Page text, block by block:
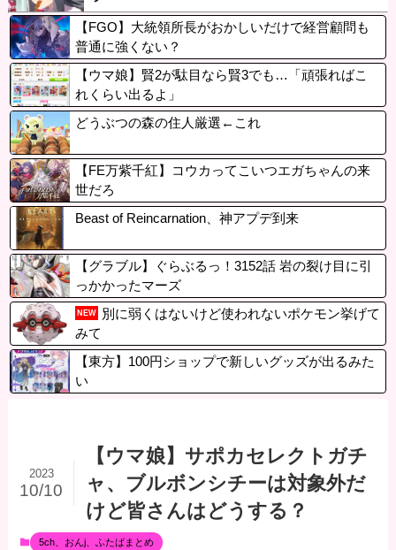
【FGO】大統領所長がおかしいだけで経営顧問も
普通に強くない？
【ウマ娘】賢2が駄目なら賢3でも…「頑張ればこ
れくらい出るよ」
どうぶつの森の住人厳選←これ
【FE万紫千紅】コウカってこいつエガちゃんの来
世だろ
Beast of Reincarnation、神アプデ到来
【グラブル】ぐらぶるっ！3152話 岩の裂け目に引
っかかったマーズ
NEW
別に弱くはないけど使われないポケモン挙げて
みて
【東方】100円ショップで新しいグッズが出るみた
い
【ウマ娘】サポカセレクトガチ
ャ、ブルボンシチーは対象外だ
けど皆さんはどうする？
2023
10/10
5ch、おんj、ふたばまとめ